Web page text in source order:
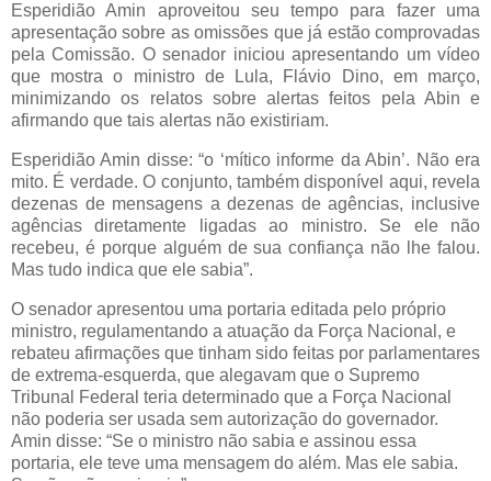
Esperidião Amin aproveitou seu tempo para fazer uma
apresentação sobre as omissões que já estão comprovadas
pela Comissão. O senador iniciou apresentando um vídeo
que mostra o ministro de Lula, Flávio Dino, em março,
minimizando os relatos sobre alertas feitos pela Abin e
afirmando que tais alertas não existiriam.
Esperidião Amin disse: “o ‘mítico informe da Abin’. Não era
mito. É verdade. O conjunto, também disponível aqui, revela
dezenas de mensagens a dezenas de agências, inclusive
agências diretamente ligadas ao ministro. Se ele não
recebeu, é porque alguém de sua confiança não lhe falou.
Mas tudo indica que ele sabia”.
O senador apresentou uma portaria editada pelo próprio
ministro, regulamentando a atuação da Força Nacional, e
rebateu afirmações que tinham sido feitas por parlamentares
de extrema-esquerda, que alegavam que o Supremo
Tribunal Federal teria determinado que a Força Nacional
não poderia ser usada sem autorização do governador.
Amin disse: “Se o ministro não sabia e assinou essa
portaria, ele teve uma mensagem do além. Mas ele sabia.